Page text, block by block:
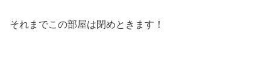
それまでこの部屋は閉めときます！